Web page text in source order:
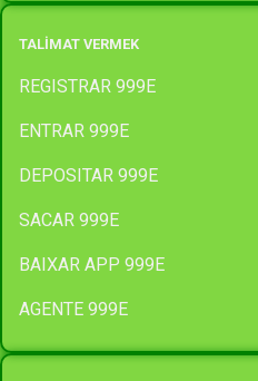
TALİMAT VERMEK
REGISTRAR 999E
ENTRAR 999E
DEPOSITAR 999E
SACAR 999E
BAIXAR APP 999E
AGENTE 999E